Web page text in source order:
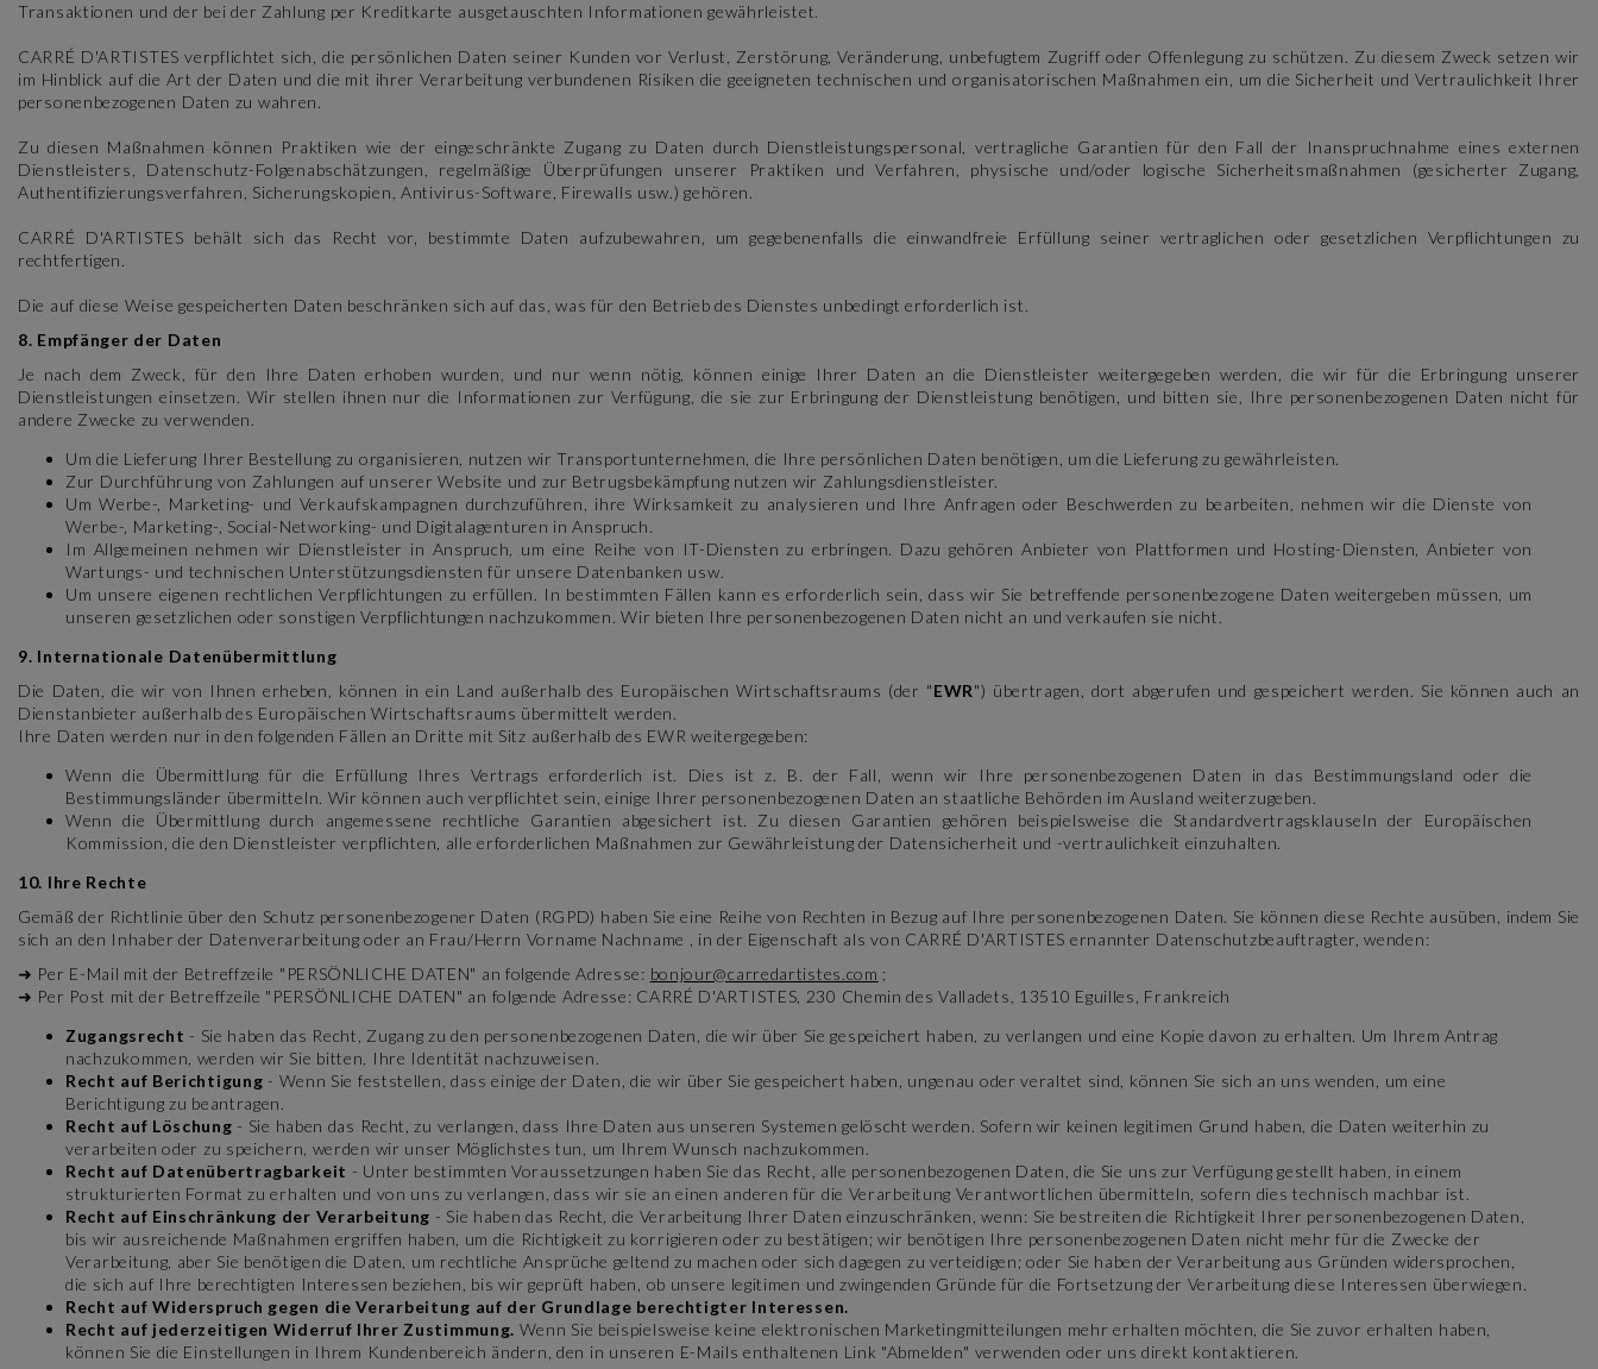
Transaktionen und der bei der Zahlung per Kreditkarte ausgetauschten Informationen gewährleistet.
CARRÉ D'ARTISTES verpflichtet sich, die persönlichen Daten seiner Kunden vor Verlust, Zerstörung, Veränderung, unbefugtem Zugriff oder Offenlegung zu schützen. Zu diesem Zweck setzen wir
im Hinblick auf die Art der Daten und die mit ihrer Verarbeitung verbundenen Risiken die geeigneten technischen und organisatorischen Maßnahmen ein, um die Sicherheit und Vertraulichkeit Ihrer
personenbezogenen Daten zu wahren.
Zu diesen Maßnahmen können Praktiken wie der eingeschränkte Zugang zu Daten durch Dienstleistungspersonal, vertragliche Garantien für den Fall der Inanspruchnahme eines externen
Dienstleisters, Datenschutz-Folgenabschätzungen, regelmäßige Überprüfungen unserer Praktiken und Verfahren, physische und/oder logische Sicherheitsmaßnahmen (gesicherter Zugang,
Authentifizierungsverfahren, Sicherungskopien, Antivirus-Software, Firewalls usw.) gehören.
CARRÉ D'ARTISTES behält sich das Recht vor, bestimmte Daten aufzubewahren, um gegebenenfalls die einwandfreie Erfüllung seiner vertraglichen oder gesetzlichen Verpflichtungen zu
rechtfertigen.
Die auf diese Weise gespeicherten Daten beschränken sich auf das, was für den Betrieb des Dienstes unbedingt erforderlich ist.
8. Empfänger der Daten
Je nach dem Zweck, für den Ihre Daten erhoben wurden, und nur wenn nötig, können einige Ihrer Daten an die Dienstleister weitergegeben werden, die wir für die Erbringung unserer
Dienstleistungen einsetzen. Wir stellen ihnen nur die Informationen zur Verfügung, die sie zur Erbringung der Dienstleistung benötigen, und bitten sie, Ihre personenbezogenen Daten nicht für
andere Zwecke zu verwenden.
Um die Lieferung Ihrer Bestellung zu organisieren, nutzen wir Transportunternehmen, die Ihre persönlichen Daten benötigen, um die Lieferung zu gewährleisten.
Zur Durchführung von Zahlungen auf unserer Website und zur Betrugsbekämpfung nutzen wir Zahlungsdienstleister.
Um Werbe-, Marketing- und Verkaufskampagnen durchzuführen, ihre Wirksamkeit zu analysieren und Ihre Anfragen oder Beschwerden zu bearbeiten, nehmen wir die Dienste von
Werbe-, Marketing-, Social-Networking- und Digitalagenturen in Anspruch.
Im Allgemeinen nehmen wir Dienstleister in Anspruch, um eine Reihe von IT-Diensten zu erbringen. Dazu gehören Anbieter von Plattformen und Hosting-Diensten, Anbieter von
Wartungs- und technischen Unterstützungsdiensten für unsere Datenbanken usw.
Um unsere eigenen rechtlichen Verpflichtungen zu erfüllen. In bestimmten Fällen kann es erforderlich sein, dass wir Sie betreffende personenbezogene Daten weitergeben müssen, um
unseren gesetzlichen oder sonstigen Verpflichtungen nachzukommen. Wir bieten Ihre personenbezogenen Daten nicht an und verkaufen sie nicht.
9. Internationale Datenübermittlung
Die Daten, die wir von Ihnen erheben, können in ein Land außerhalb des Europäischen Wirtschaftsraums (der "EWR") übertragen, dort abgerufen und gespeichert werden. Sie können auch an
Dienstanbieter außerhalb des Europäischen Wirtschaftsraums übermittelt werden.
Ihre Daten werden nur in den folgenden Fällen an Dritte mit Sitz außerhalb des EWR weitergegeben:
Wenn die Übermittlung für die Erfüllung Ihres Vertrags erforderlich ist. Dies ist z. B. der Fall, wenn wir Ihre personenbezogenen Daten in das Bestimmungsland oder die
Bestimmungsländer übermitteln. Wir können auch verpflichtet sein, einige Ihrer personenbezogenen Daten an staatliche Behörden im Ausland weiterzugeben.
Wenn die Übermittlung durch angemessene rechtliche Garantien abgesichert ist. Zu diesen Garantien gehören beispielsweise die Standardvertragsklauseln der Europäischen
Kommission, die den Dienstleister verpflichten, alle erforderlichen Maßnahmen zur Gewährleistung der Datensicherheit und -vertraulichkeit einzuhalten.
10. Ihre Rechte
Gemäß der Richtlinie über den Schutz personenbezogener Daten (RGPD) haben Sie eine Reihe von Rechten in Bezug auf Ihre personenbezogenen Daten. Sie können diese Rechte ausüben, indem Sie
sich an den Inhaber der Datenverarbeitung oder an Frau/Herrn Vorname Nachname , in der Eigenschaft als von CARRÉ D'ARTISTES ernannter Datenschutzbeauftragter, wenden:
➜ Per E-Mail mit der Betreffzeile "PERSÖNLICHE DATEN" an folgende Adresse: bonjour@carredartistes.com ;
➜ Per Post mit der Betreffzeile "PERSÖNLICHE DATEN" an folgende Adresse: CARRÉ D'ARTISTES, 230 Chemin des Valladets, 13510 Eguilles, Frankreich
Zugangsrecht - Sie haben das Recht, Zugang zu den personenbezogenen Daten, die wir über Sie gespeichert haben, zu verlangen und eine Kopie davon zu erhalten. Um Ihrem Antrag
nachzukommen, werden wir Sie bitten, Ihre Identität nachzuweisen.
Recht auf Berichtigung - Wenn Sie feststellen, dass einige der Daten, die wir über Sie gespeichert haben, ungenau oder veraltet sind, können Sie sich an uns wenden, um eine
Berichtigung zu beantragen.
Recht auf Löschung - Sie haben das Recht, zu verlangen, dass Ihre Daten aus unseren Systemen gelöscht werden. Sofern wir keinen legitimen Grund haben, die Daten weiterhin zu
verarbeiten oder zu speichern, werden wir unser Möglichstes tun, um Ihrem Wunsch nachzukommen.
Recht auf Datenübertragbarkeit - Unter bestimmten Voraussetzungen haben Sie das Recht, alle personenbezogenen Daten, die Sie uns zur Verfügung gestellt haben, in einem
strukturierten Format zu erhalten und von uns zu verlangen, dass wir sie an einen anderen für die Verarbeitung Verantwortlichen übermitteln, sofern dies technisch machbar ist.
Recht auf Einschränkung der Verarbeitung - Sie haben das Recht, die Verarbeitung Ihrer Daten einzuschränken, wenn: Sie bestreiten die Richtigkeit Ihrer personenbezogenen Daten,
bis wir ausreichende Maßnahmen ergriffen haben, um die Richtigkeit zu korrigieren oder zu bestätigen; wir benötigen Ihre personenbezogenen Daten nicht mehr für die Zwecke der
Verarbeitung, aber Sie benötigen die Daten, um rechtliche Ansprüche geltend zu machen oder sich dagegen zu verteidigen; oder Sie haben der Verarbeitung aus Gründen widersprochen,
die sich auf Ihre berechtigten Interessen beziehen, bis wir geprüft haben, ob unsere legitimen und zwingenden Gründe für die Fortsetzung der Verarbeitung diese Interessen überwiegen.
Recht auf Widerspruch gegen die Verarbeitung auf der Grundlage berechtigter Interessen.
Recht auf jederzeitigen Widerruf Ihrer Zustimmung. Wenn Sie beispielsweise keine elektronischen Marketingmitteilungen mehr erhalten möchten, die Sie zuvor erhalten haben,
können Sie die Einstellungen in Ihrem Kundenbereich ändern, den in unseren E-Mails enthaltenen Link "Abmelden" verwenden oder uns direkt kontaktieren.